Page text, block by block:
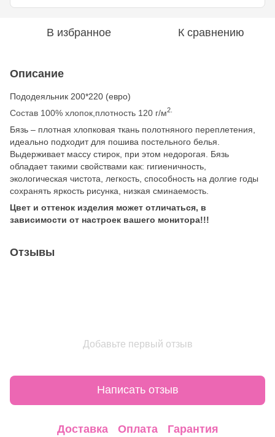
В избранное К сравнению
Описание
Пододеяльник 200*220 (евро)
Состав 100% хлопок,плотность 120 г/м2.
Бязь – плотная хлопковая ткань полотняного переплетения,
идеально подходит для пошива постельного белья.
Выдерживает массу стирок, при этом недорогая. Бязь
обладает такими свойствами как: гигиеничность,
экологическая чистота, легкость, способность на долгие годы
сохранять яркость рисунка, низкая сминаемость.
Цвет и оттенок изделия может отличаться, в
зависимости от настроек вашего монитора!!!
Отзывы
Добавьте первый отзыв
Написать отзыв
Доставка Оплата Гарантия